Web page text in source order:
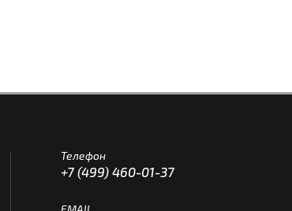
Телефон
+7 (499) 460-01-37